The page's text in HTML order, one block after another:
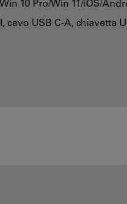
10 Pro/Win 11/iOS/
cavo USB C-A, chiavetta